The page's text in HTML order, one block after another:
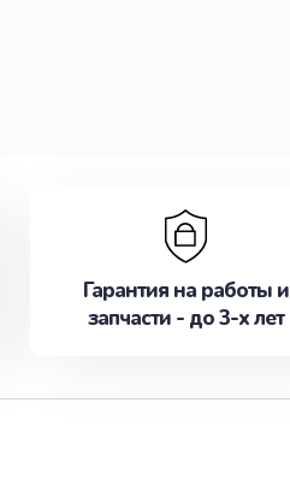
Гарантия на работы и
запчасти - до 3-х лет